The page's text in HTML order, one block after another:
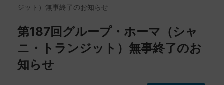
ジット）無事終了のお知らせ
第187回グループ・ホーマ（シャ
ニ・トランジット）無事終了のお
知らせ